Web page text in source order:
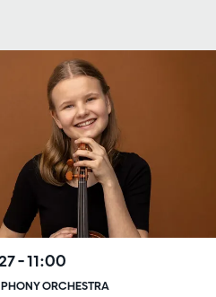
ORCHESTRA
– 11:00